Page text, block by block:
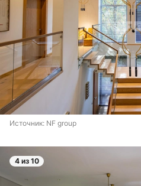
Источник: NF group
4 из 10